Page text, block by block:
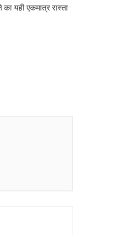
यही एकमात्र रास्ता